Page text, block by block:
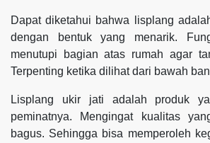
Dapat diketahui bahwa lisplang
dengan bentuk yang menarik.
menutupi bagian atas rumah agar
Terpenting ketika dilihat dari bawah
Lisplang ukir jati adalah produk
peminatnya. Mengingat kualitas
bagus. Sehingga bisa memperoleh